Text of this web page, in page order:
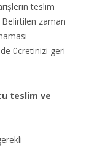
teslim
zaman
ücretinizi geri
teslim ve